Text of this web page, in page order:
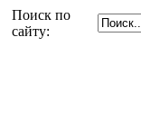
Поиск по
сайту: